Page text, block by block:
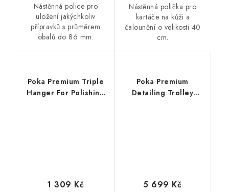
Nástěnná police pro
uložení jakýchkoliv
přípravků s průměrem
obalů do 86 mm.
Nástěnná polička pro
kartáče na kůži a
čalounění o velikosti 40
cm.
Poka Premium Triple
Hanger For Polishing
1 309 Kč
Poka Premium
Detailing Trolley
5 699 Kč